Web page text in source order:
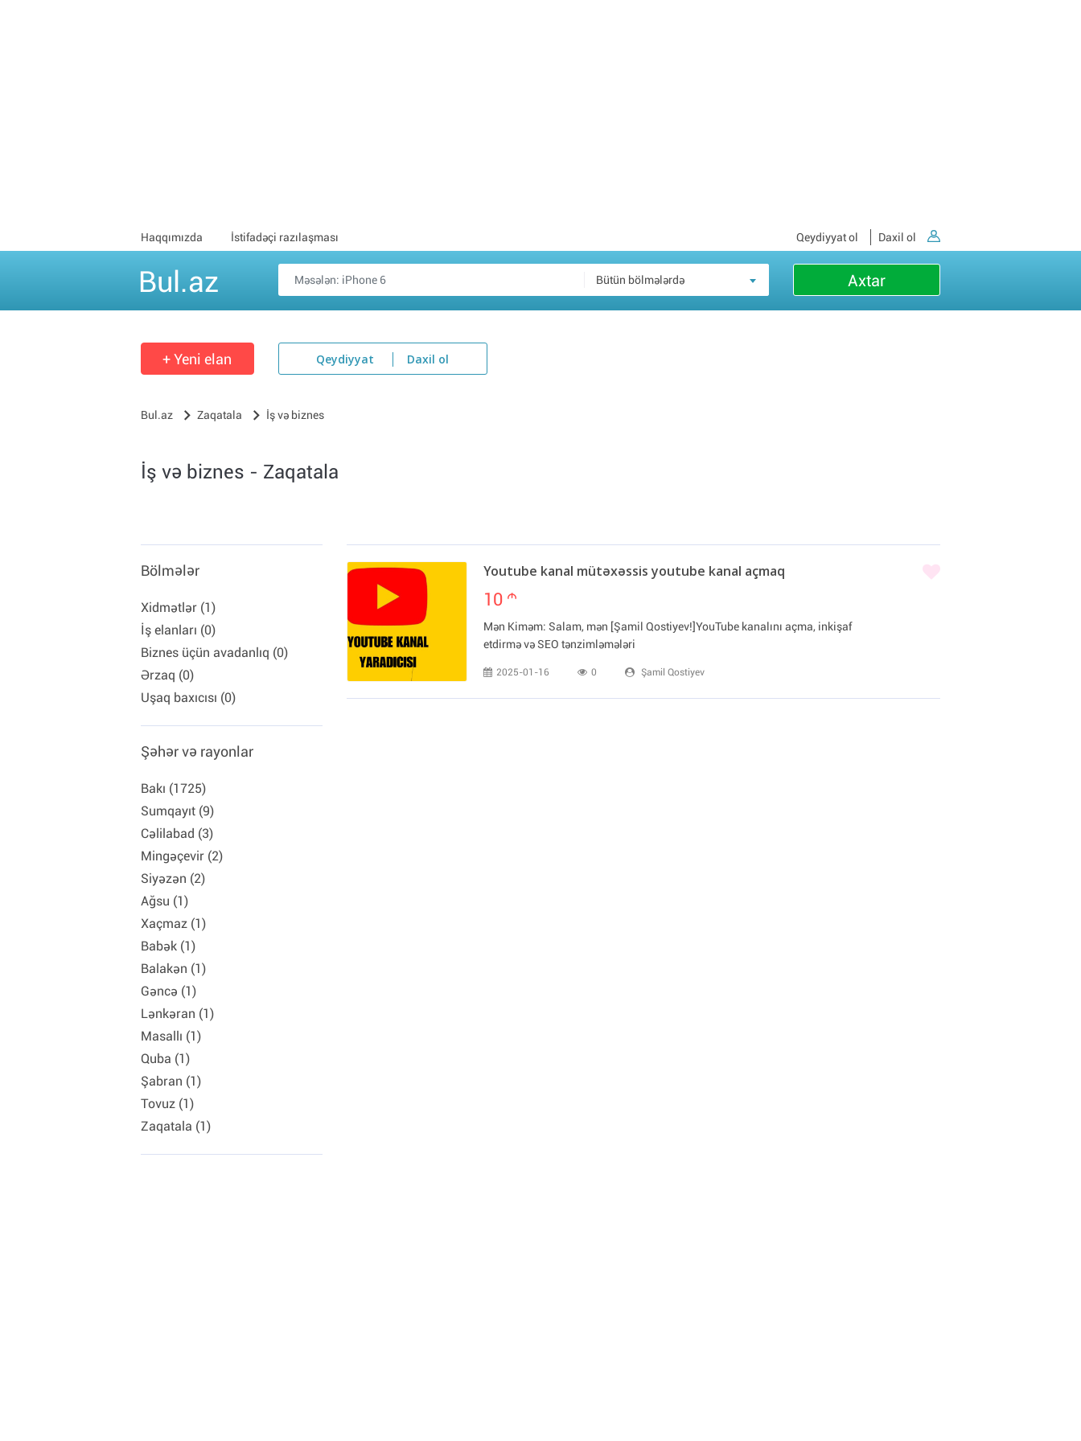
Haqqımızda İstifadəçi razılaşması Qeydiyyat ol Daxil ol
Bul.az Bütün bölmələrdə Axtar
+ Yeni elan Qeydiyyat Daxil ol
Bul.az Zaqatala İş və biznes
İş və biznes - Zaqatala
Bölmələr
Xidmətlər (1)
İş elanları (0)
Biznes üçün avadanlıq (0)
Ərzaq (0)
Uşaq baxıcısı (0)
Şəhər və rayonlar
Bakı (1725)
Sumqayıt (9)
Cəlilabad (3)
Mingəçevir (2)
Siyəzən (2)
Ağsu (1)
Xaçmaz (1)
Babək (1)
Balakən (1)
Gəncə (1)
Lənkəran (1)
Masallı (1)
Quba (1)
Şabran (1)
Tovuz (1)
Zaqatala (1)
Youtube kanal mütəxəssis youtube kanal açmaq
10 m
Mən Kiməm: Salam, mən [Şamil Qostiyev!]YouTube kanalını açma, inkişaf
etdirmə və SEO tənzimləmələri
2025-01-16 0 Şamil Qostiyev